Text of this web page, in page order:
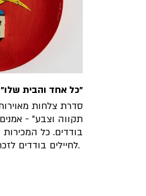
״כל אחד והבית שלו״
סדרת צלחות
תקווה וצבע” - אמנים
בודדים. כל
לחיילים בודדים לזכרו של מייקל לוין.